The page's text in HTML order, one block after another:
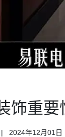
饰重要
2024年12月01日